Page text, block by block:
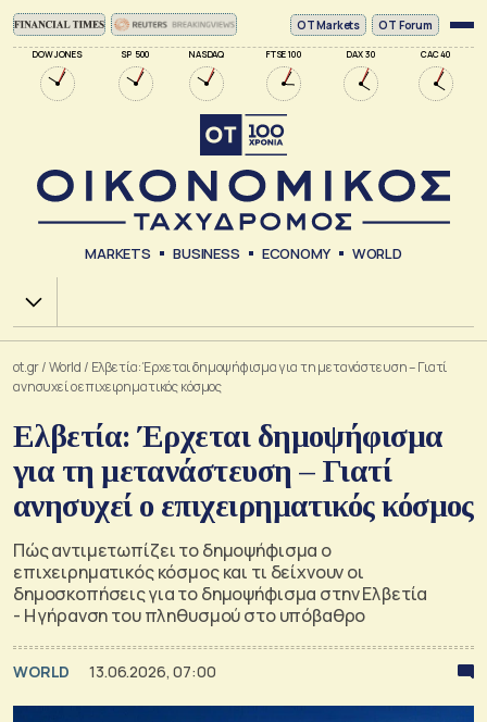
DOW JONES SP 500 NASDAQ FTSE 100 DAX 30 CAC 40
ΟΤ Markets OT Forum
MARKETS BUSINESS ECONOMY WORLD
Χ.Α.
ot.gr/World / Ελβετία: Έρχεται δημοψήφισμα για τη μετανάστευση – Γιατί
ανησυχεί ο επιχειρηματικός κόσμος
Ελβετία: Έρχεται δημοψήφισμα
για τη μετανάστευση – Γιατί
ανησυχεί ο επιχειρηματικός κόσμος
Πώς αντιμετωπίζει το δημοψήφισμα ο
επιχειρηματικός κόσμος και τι δείχνουν οι
δημοσκοπήσεις για το δημοψήφισμα στην Ελβετία
- Η γήρανση του πληθυσμού στο υπόβαθρο
WORLD 13.06.2026, 07:00